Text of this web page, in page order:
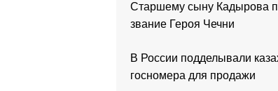
Старшему сыну Кадырова
звание Героя Чечни
В России подделывали
госномера для продажи